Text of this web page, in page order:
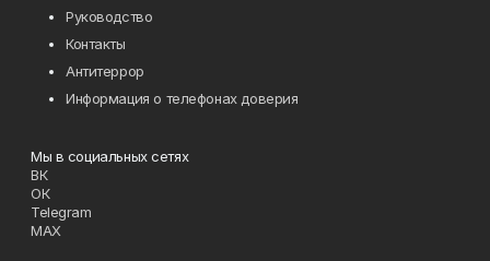
Руководство
Контакты
Антитеррор
Информация о телефонах доверия
Мы в социальных сетях
ВК
ОК
Telegram
MAX